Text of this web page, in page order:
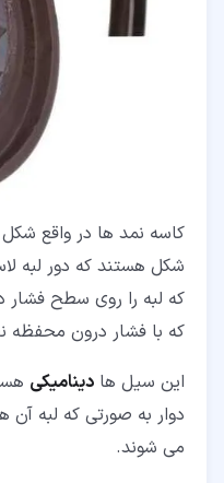
شکل هستند که دور لبه
که لبه را روی سطح
که با فشار درون محفظه
این سیل ها دینامیکی
دوار به صورتی که لبه آن
می شوند.